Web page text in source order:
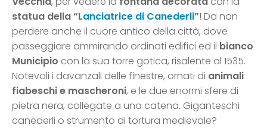
statua della “Lanciatrice di Canederli”! Da non
perdere anche il cuore antico della città, dove
passeggiare ammirando ordinati edifici ed il bianco
Municipio con la sua torre gotica, risalente al 1535.
Notevoli i davanzali delle finestre, ornati di animali
fiabeschi e mascheroni, e le due enormi sfere di
pietra nera, collegate a una catena. Giganteschi
canederli o strumento di tortura medievale?